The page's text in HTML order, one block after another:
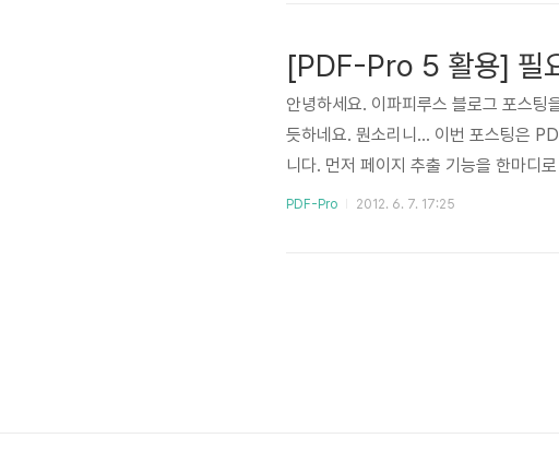
[PDF-Pro 5 활용] 필
안녕하세요. 이파피루스 블로그 포스팅
듯하네요. 뭔소리니... 이번 포스팅은
니다. 먼저 페이지 추출 기능을 한마디
는 페이지만 추출하여 하나의 PDF 문
다. 누차 강조하지만 Adobe Reader
PDF-Pro 2012. 6. 7. 17:25